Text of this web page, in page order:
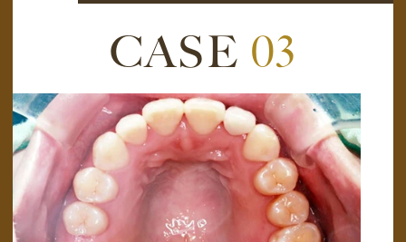
CASE 03